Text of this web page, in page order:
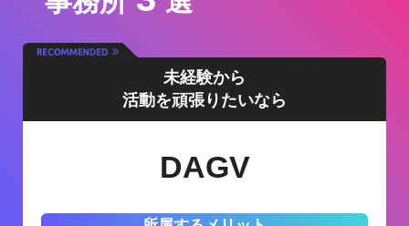
未経験から
活動を頑張りたいなら
DAGV